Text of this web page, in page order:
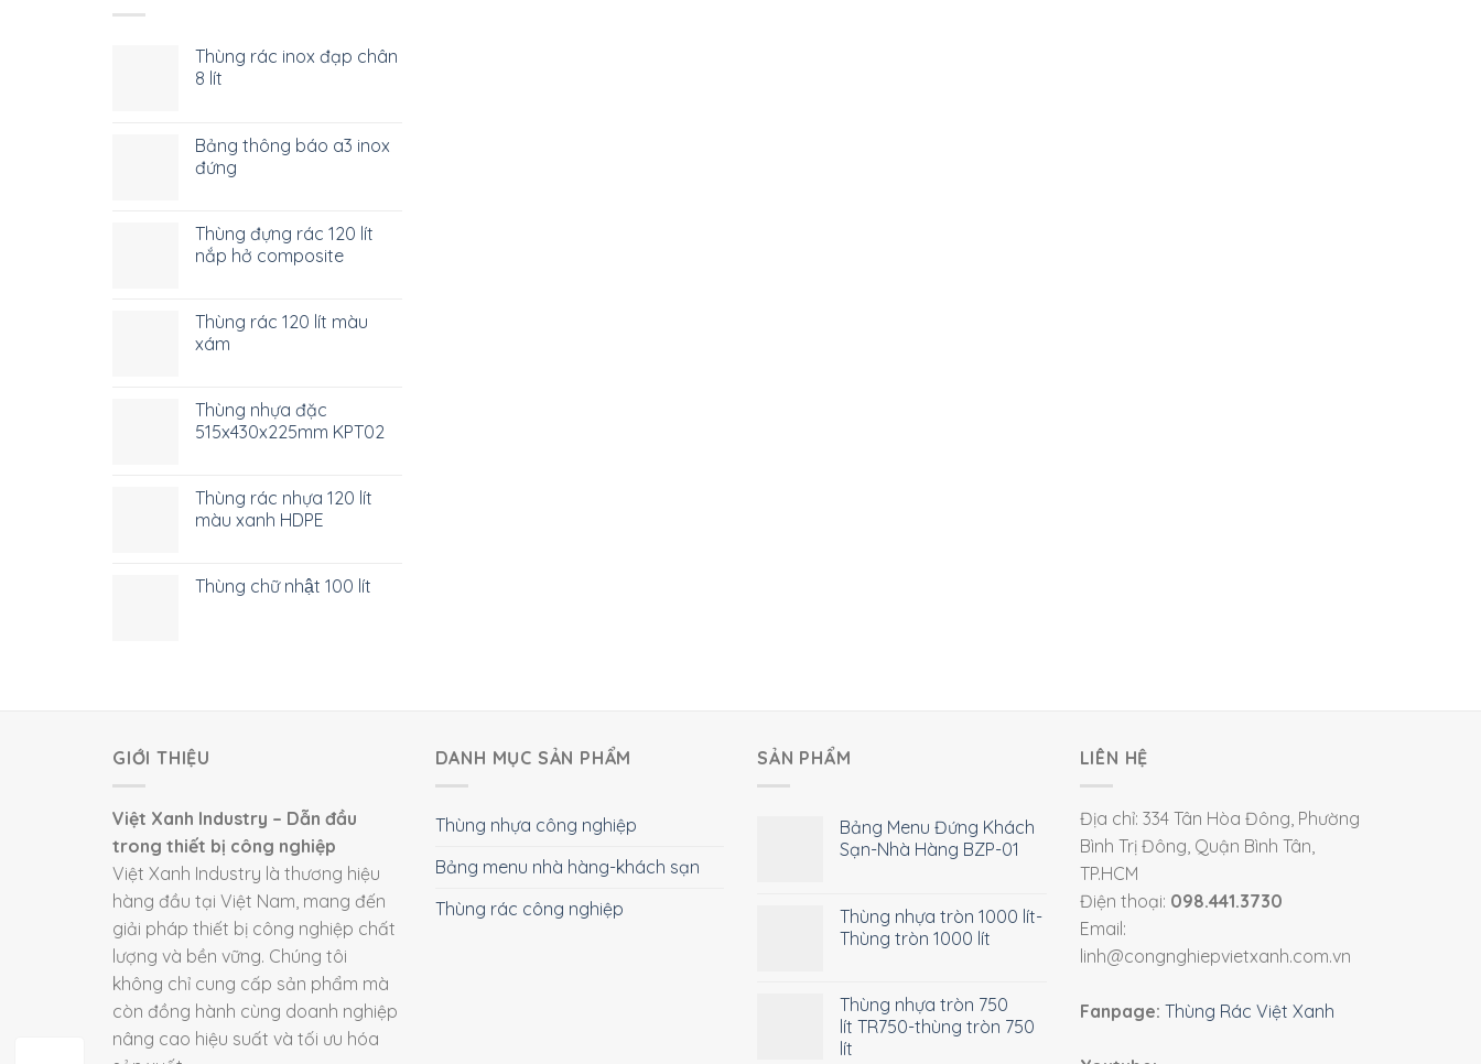
Thùng rác inox đạp chân
8 lít
Bảng thông báo a3 inox
đứng
Thùng đựng rác 120 lít
nắp hở composite
Thùng rác 120 lít màu
xám
Thùng nhựa đặc
515x430x225mm KPT02
Thùng rác nhựa 120 lít
màu xanh HDPE
Thùng chữ nhật 100 lít
GIỚI THIỆU
Việt Xanh Industry – Dẫn đầu
trong thiết bị công nghiệp
Việt Xanh Industry là thương hiệu
hàng đầu tại Việt Nam, mang đến
giải pháp thiết bị công nghiệp chất
lượng và bền vững. Chúng tôi
không chỉ cung cấp sản phẩm mà
còn đồng hành cùng doanh nghiệp
nâng cao hiệu suất và tối ưu hóa
DANH MỤC SẢN PHẨM
Thùng nhựa công nghiệp
Bảng menu nhà hàng-khách sạn
Thùng rác công nghiệp
SẢN PHẨM
Bảng Menu Đứng Khách
Sạn-Nhà Hàng BZP-01
Thùng nhựa tròn 1000 lít-
Thùng tròn 1000 lít
Thùng nhựa tròn 750
lít TR750-thùng tròn 750
lít
LIÊN HỆ
Địa chỉ: 334 Tân Hòa Đông, Phường
Bình Trị Đông, Quận Bình Tân,
TP.HCM
Điện thoại: 098.441.3730
Email:
linh@congnghiepvietxanh.com.vn
Fanpage: Thùng Rác Việt Xanh